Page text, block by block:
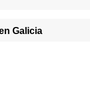
Galicia